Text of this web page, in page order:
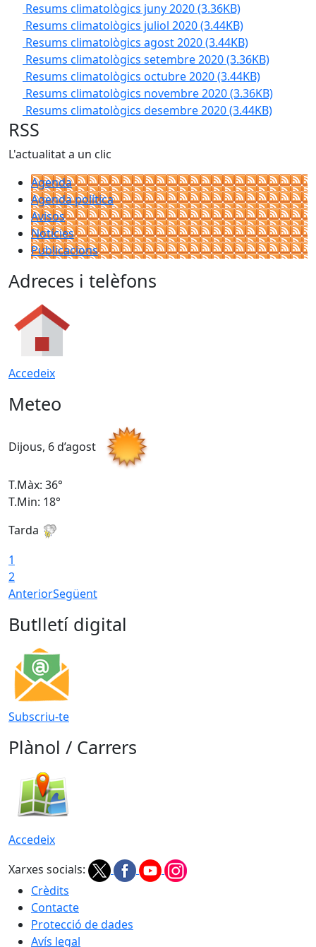
Resums climatològics juny 2020(3.36KB)
Resums climatològics juliol 2020(3.44KB)
Resums climatològics agost 2020(3.44KB)
Resums climatològics setembre 2020(3.36KB)
Resums climatològics octubre 2020(3.44KB)
Resums climatològics novembre 2020(3.36KB)
Resums climatològics desembre 2020(3.44KB)
RSS
L'actualitat a un clic
Agenda
Agenda política
Avisos
Notícies
Publicacions
Adreces i telèfons
Accedeix
Meteo
Dijous, 6 d’agost
T.Màx: 36°
T.Min: 18°
Tarda
1
2
AnteriorSegüent
Butlletí digital
Subscriu-te
Plànol / Carrers
Accedeix
Xarxes socials:
Crèdits
Contacte
Protecció de dades
Avís legal